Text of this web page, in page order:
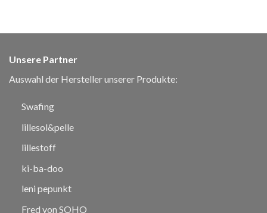
Unsere Partner
Auswahl der Hersteller unserer Produkte:
Swafing
lillesol&pelle
lillestoff
ki-ba-doo
leni pepunkt
Fred von SOHO